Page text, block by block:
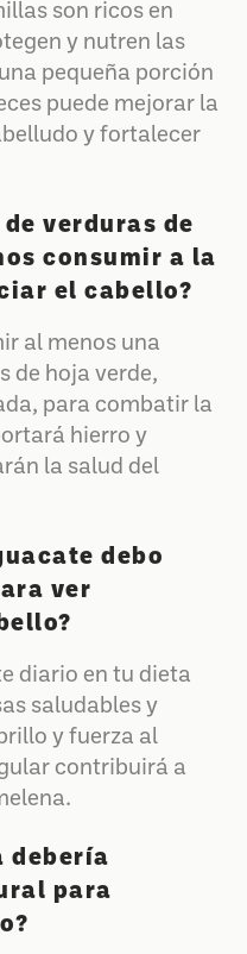
son ricos en
y nutren las
pequeña porción
puede mejorar la
y fortalecer
verduras de
consumir a la
el cabello?
al menos una
de hoja verde,
para combatir la
hierro y
la salud del
debo
ver
diario en tu dieta
saludables y
y fuerza al
contribuirá a
debería
para